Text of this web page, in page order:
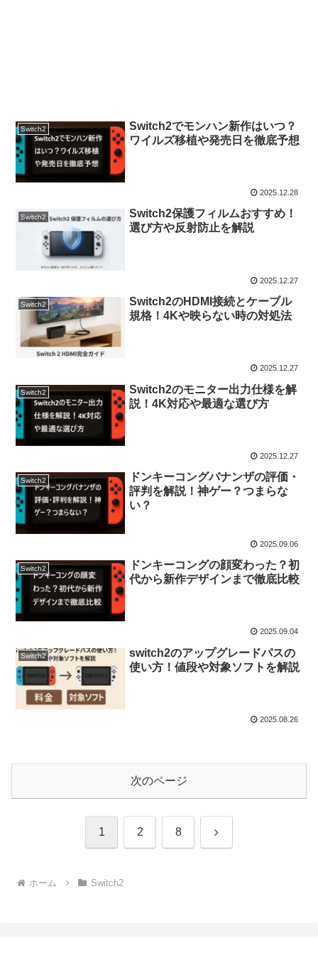
Switch2
Switch2でモンハン新作はいつ？
ワイルズ移植や発売日を徹底予想
2025.12.28
Switch2
Switch2保護フィルムおすすめ！
選び方や反射防止を解説
2025.12.27
Switch2
Switch2のHDMI接続とケーブル
規格！4Kや映らない時の対処法
2025.12.27
Switch2
Switch2のモニター出力仕様を解
説！4K対応や最適な選び方
2025.12.27
Switch2
ドンキーコングバナンザの評価・
評判を解説！神ゲー？つまらな
い？
2025.09.06
Switch2
ドンキーコングの顔変わった？初
代から新作デザインまで徹底比較
2025.09.04
Switch2
switch2のアップグレードパスの
使い方！値段や対象ソフトを解説
2025.08.26
次のページ
1 2 8 次
ホーム Switch2